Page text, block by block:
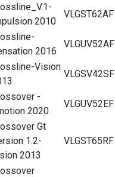
2010
VLGST62AF
2016
VLGUV52AF
Vision
VLGSV42SF
-
2020
VLGUV52EF
Gt
1.2-
2013
VLGST65RF